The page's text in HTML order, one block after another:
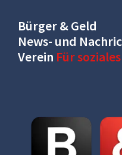
Bürger & Geld
News- und
Verein Für